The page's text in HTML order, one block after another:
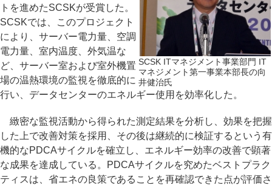
SCSK ITマネジメント事業部門 IT
マネジメント第一事業本部長の向
井健治氏
トを進めたSCSKが受賞した。
SCSKでは、このプロジェクト
により、サーバー電力量、空調
電力量、室内温度、外気温な
ど、サーバー室および室外機置
場の温熱環境の監視を徹底的に
行い、データセンターのエネルギー使用を効率化した。
緻密な監視活動から得られた測定結果を分析し、効果を把握
した上で改善対策を採用、その後は継続的に検証するという有
機的なPDCAサイクルを確立し、エネルギー効率の改善で顕著
な成果を達成している。PDCAサイクルを究めたベストプラク
ティスは、省エネの良策であることを再確認できた点が評価さ